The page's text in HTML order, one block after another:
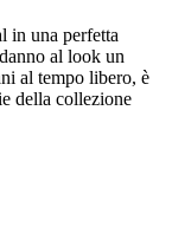
in una perfetta
al look un
al tempo libero, è
della collezione